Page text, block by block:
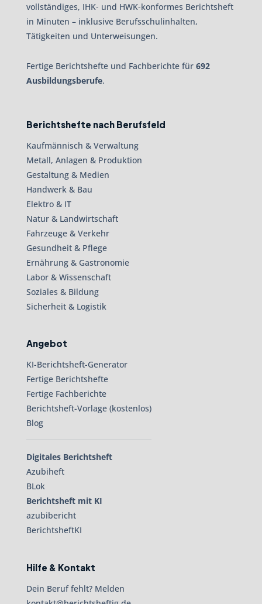
vollständiges, IHK- und HWK-konformes Berichtsheft
in Minuten – inklusive Berufsschulinhalten,
Tätigkeiten und Unterweisungen.
Fertige Berichtshefte und Fachberichte für 692
Ausbildungsberufe.
Berichtshefte nach Berufsfeld
Kaufmännisch & Verwaltung
Metall, Anlagen & Produktion
Gestaltung & Medien
Handwerk & Bau
Elektro & IT
Natur & Landwirtschaft
Fahrzeuge & Verkehr
Gesundheit & Pflege
Ernährung & Gastronomie
Labor & Wissenschaft
Soziales & Bildung
Sicherheit & Logistik
Angebot
KI-Berichtsheft-Generator
Fertige Berichtshefte
Fertige Fachberichte
Berichtsheft-Vorlage (kostenlos)
Blog
Digitales Berichtsheft
Azubiheft
BLok
Berichtsheft mit KI
azubibericht
BerichtsheftKI
Hilfe & Kontakt
Dein Beruf fehlt? Melden